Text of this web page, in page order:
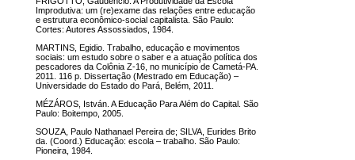
Improdutiva: um (re)exame das relações entre educação
e estrutura econômico-social capitalista. São Paulo:
Cortes: Autores Assossiados, 1984.
MARTINS, Egidio. Trabalho, educação e movimentos
sociais: um estudo sobre o saber e a atuação política dos
pescadores da Colônia Z-16, no município de Cametá-PA.
2011. 116 p. Dissertação (Mestrado em Educação) –
Universidade do Estado do Pará, Belém, 2011.
MÉZÁROS, István. A Educação Para Além do Capital. São
Paulo: Boitempo, 2005.
SOUZA, Paulo Nathanael Pereira de; SILVA, Eurides Brito
da. (Coord.) Educação: escola – trabalho. São Paulo:
Pioneira, 1984.